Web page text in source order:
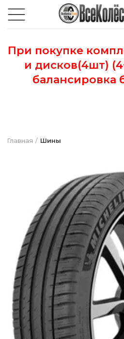
При покупке
и дисков(4шт)
балансировка
Главная Шины